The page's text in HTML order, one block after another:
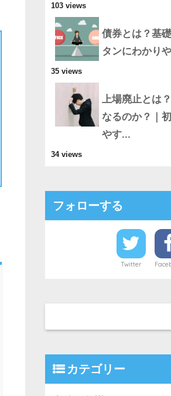
103 views
債券とは？基
タンにわかり
35 views
上場廃止とは
なるのか？｜
やす...
34 views
フォローする
Twitter
カテゴリー